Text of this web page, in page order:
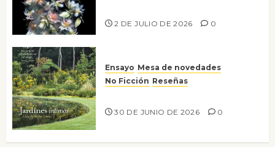
2 DE JULIO DE 2026 0
Ensayo Mesa de novedades
No Ficción Reseñas
30 DE JUNIO DE 2026 0